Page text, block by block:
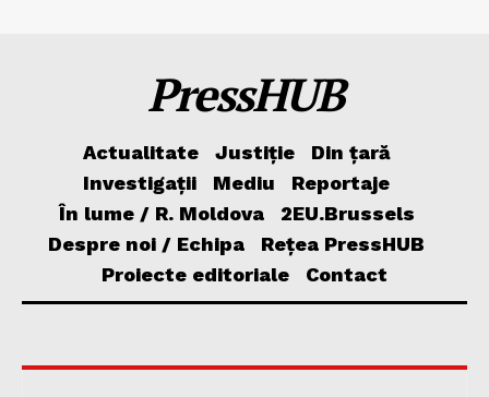
PressHUB
Actualitate Justiție
Din țară
Investigații
Mediu
Reportaje
În lume / R. Moldova
2EU.Brussels
Despre noi / Echipa
Rețea PressHUB
Proiecte editoriale
Contact